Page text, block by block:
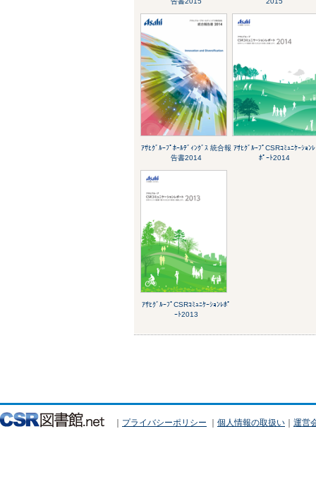
ｱｻﾋｸﾞﾙｰﾌﾟﾎｰﾙﾃﾞｨﾝｸﾞｽ 統合報
告書2014
ｱｻﾋｸﾞﾙｰﾌﾟCSRｺﾐｭﾆｹｰｼｮﾝﾚ
ﾎﾟｰﾄ2014
ｱｻﾋｸﾞﾙｰﾌﾟCSRｺﾐｭﾆｹｰｼｮﾝﾚﾎﾟ
ｰﾄ2013
｜ プライバシーポリシー ｜ 個人情報の取扱い ｜ 運営